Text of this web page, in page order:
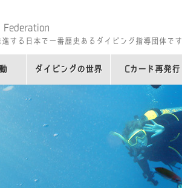
Federation
する日本で一番歴史あるダイビング指導団体です
ダイビングの世界
初めてのダイビング
ダイバーになるには
ITC/クロスオーバー
ダイビング関連
Cカード再発行